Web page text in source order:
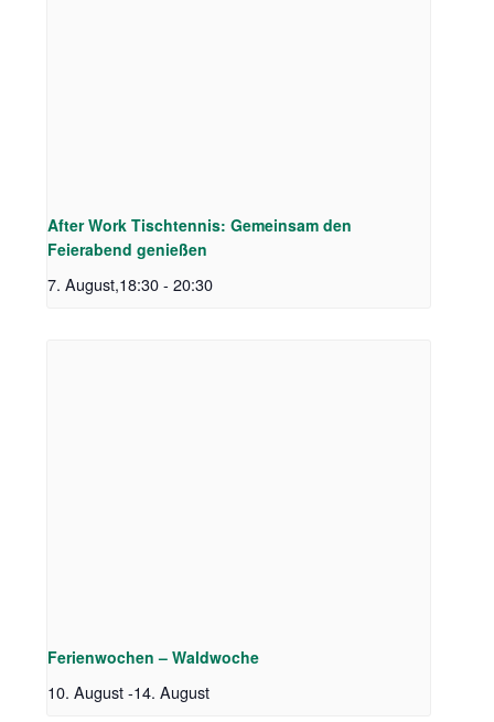
After Work Tischtennis: Gemeinsam den
Feierabend genießen
7. August,18:30 - 20:30
Ferienwochen – Waldwoche
10. August -14. August